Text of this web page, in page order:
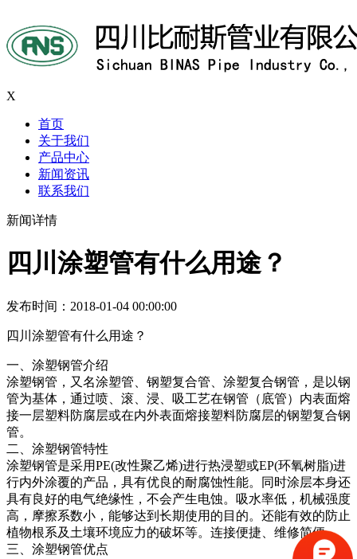
X
首页
关于我们
产品中心
新闻资讯
联系我们
新闻详情
四川涂塑管有什么用途？
发布时间：2018-01-04 00:00:00
四川涂塑管有什么用途？
一、涂塑钢管介绍
涂塑钢管，又名涂塑管、钢塑复合管、涂塑复合钢管，是以钢
管为基体，通过喷、滚、浸、吸工艺在钢管（底管）内表面熔
接一层塑料防腐层或在内外表面熔接塑料防腐层的钢塑复合钢
管。
二、涂塑钢管特性
涂塑钢管是采用PE(改性聚乙烯)进行热浸塑或EP(环氧树脂)进
行内外涂覆的产品，具有优良的耐腐蚀性能。同时涂层本身还
具有良好的电气绝缘性，不会产生电蚀。吸水率低，机械强度
高，摩擦系数小，能够达到长期使用的目的。还能有效的防止
植物根系及土壤环境应力的破坏等。连接便捷、维修简便。
三、涂塑钢管优点